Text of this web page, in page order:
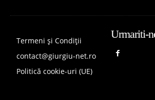
Termeni și Condiții
contact@giurgiu-net.ro
Politică cookie-uri (UE)
Urmariti-